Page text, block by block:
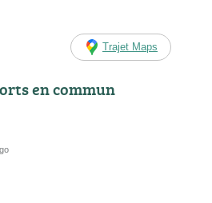
Trajet Maps
en commun